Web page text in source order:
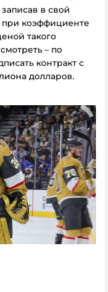
в свой
при коэффициенте
такого
– по
контракт с
долларов.